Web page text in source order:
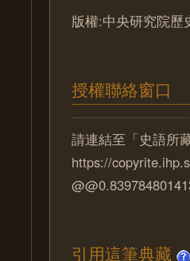
版權:中央研究院歷
授權聯絡窗口
請連結至「史語所
https://
引用這筆典藏